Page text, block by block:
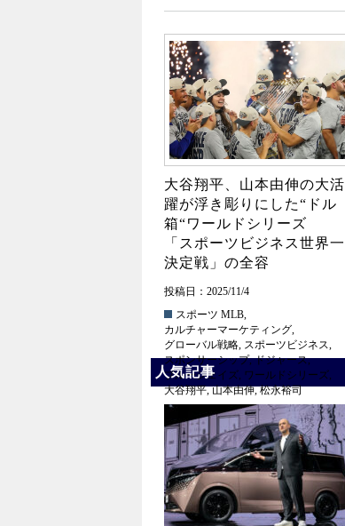
大谷翔平、山本由伸の大活
躍が浮き彫りにした“ドル
箱“ワールドシリーズ
「スポーツビジネス世界一
決定戦」の全容
投稿日：2025/11/4
スポーツ MLB,
カルチャーマーケティング,
グローバル戦略, スポーツビジネス,
スポンサーシップ,ドジャース,
ブルージェイズ, ワールドシリーズ,
大谷翔平,山本由伸,松永裕司
人気記事